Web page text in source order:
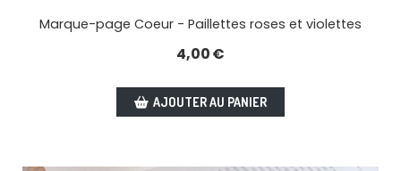
Marque-page Coeur - Paillettes roses et violettes
4,00€
AJOUTER AU PANIER